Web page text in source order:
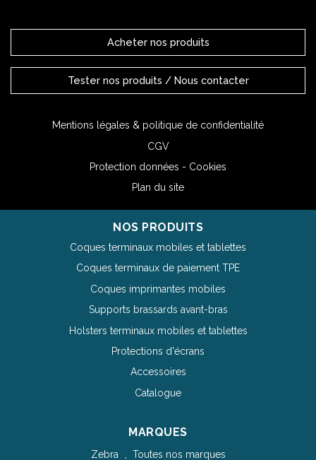
Acheter nos produits
Tester nos produits / Nous contacter
NOS PRODUITS
Coques terminaux mobiles et tablettes
Coques terminaux de paiement TPE
Coques imprimantes mobiles
Supports brassards avant-bras
Holsters terminaux mobiles et tablettes
Protections d'écrans
Accessoires
Catalogue
MARQUES
Zebra Toutes nos marques
Mentions légales & politique de confidentialité
CGV
Protection données - Cookies
Plan du site